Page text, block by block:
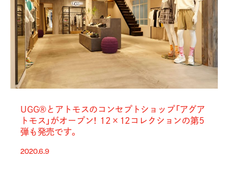
UGG®とアトモスのコンセプトショップ「アグア
トモス」がオープン！ 12×12コレクションの第5
弾も発売です。
2020.6.9